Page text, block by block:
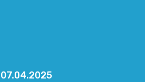
07.04.2025